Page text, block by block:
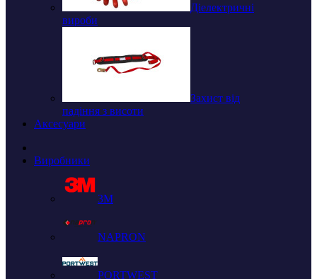
Діелектричні
вироби
Захист від
падіння з висоти
Аксесуари
Виробники
3M
NAPRON
PORTWEST